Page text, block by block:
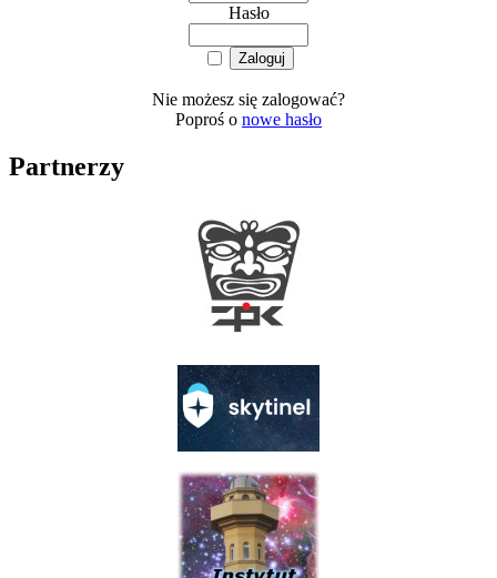
Hasło
Nie możesz się zalogować?
Poproś o nowe hasło
Partnerzy